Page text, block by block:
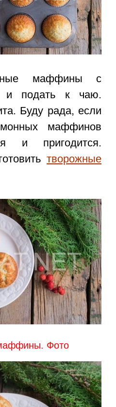
маффины с
и подать к чаю.
Буду рада, если
маффинов
и пригодится.
творожные
Фото